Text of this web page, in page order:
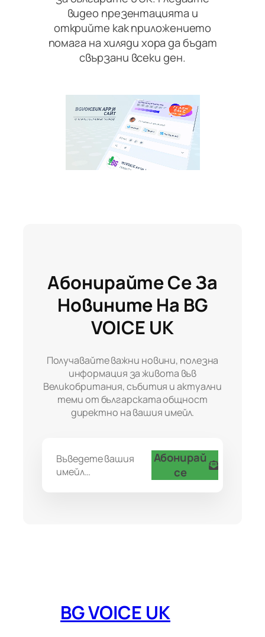
видео презентацията и
открийте как приложението
помага на хиляди хора да бъдат
свързани всеки ден.
Абонирайте Се За
Новините На BG
VOICE UK
Получавайте важни новини, полезна
информация за живота във
Великобритания, събития и актуални
теми от българската общност
директно на вашия имейл.
Въведете вашия
имейл…
Абонирай
се
BG VOICE UK